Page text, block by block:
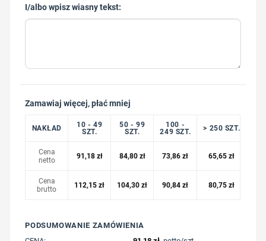
I/albo wpisz wiasny tekst:
Zamawiaj więcej, płać mniej
NAKŁAD
10 - 49
SZT.
50 - 99
SZT.
100 -
249 SZT.
> 250 SZT.
Cena
netto
91,18 zł 84,80 zł 73,86zł 65,65zł
Cena
brutto
112,15zł 104,30zł 90,84zł 80,75zł
PODSUMOWANIE ZAMÓWIENIA